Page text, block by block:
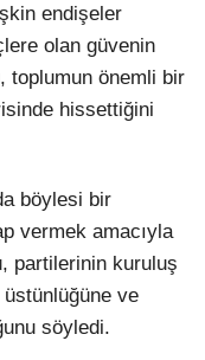
endişeler
olan güvenin
toplumun önemli bir
hissettiğini
böylesi bir
vermek amacıyla
partilerinin kuruluş
ve
söyledi.